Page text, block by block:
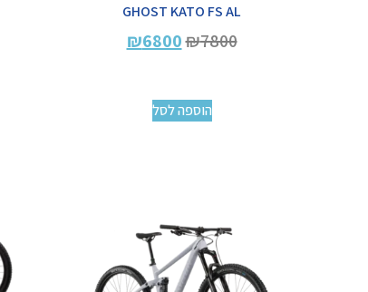
GHOST KATO FS AL
₪7800
₪6800
הוספה לסל